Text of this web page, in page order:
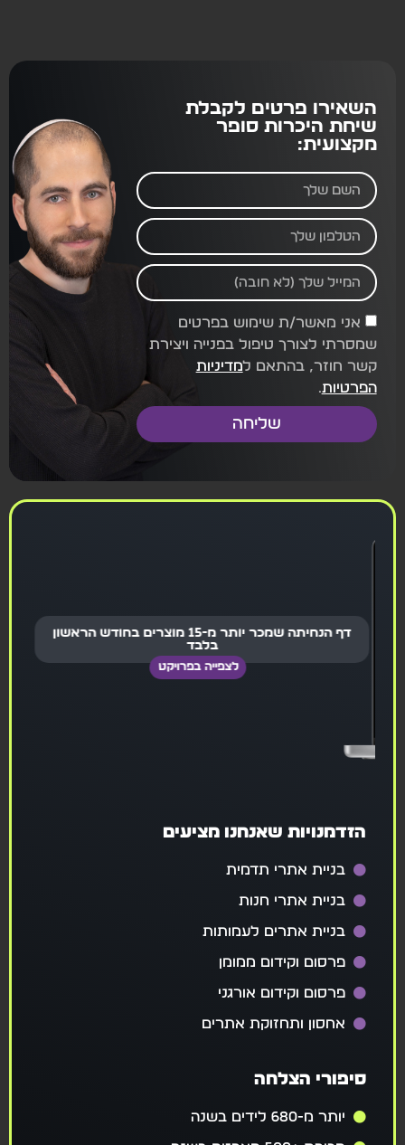
השאירו פרטים לקבלת
שיחת היכרות סופר
מקצועית:
אני מאשר/ת שימוש בפרטים
שמסרתי לצורך טיפול בפנייה ויצירת
קשר חוזר, בהתאם למדיניות
הפרטיות.
שליחה
דף הנחיתה שמכר יותר מ-15 מוצרים בחודש הראשון
בלבד
לצפייה בפרויקט
הזדמנויות שאנחנו מציעים
בניית אתרי תדמית
בניית אתרי חנות
בניית אתרים לעמותות
פרסום וקידום ממומן
פרסום וקידום אורגני
אחסון ותחזוקת אתרים
סיפורי הצלחה
יותר מ-680 לידים בשנה